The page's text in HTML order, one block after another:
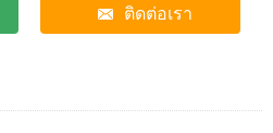
ติดต่อเรา